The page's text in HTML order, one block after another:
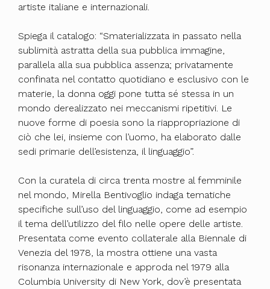
artiste italiane e internazionali.
Spiega il catalogo: “Smaterializzata in passato nella
sublimità astratta della sua pubblica immagine,
parallela alla sua pubblica assenza; privatamente
confinata nel contatto quotidiano e esclusivo con le
materie, la donna oggi pone tutta sé stessa in un
mondo derealizzato nei meccanismi ripetitivi. Le
nuove forme di poesia sono la riappropriazione di
ciò che lei, insieme con l’uomo, ha elaborato dalle
sedi primarie dell’esistenza, il linguaggio”.
Con la curatela di circa trenta mostre al femminile
nel mondo, Mirella Bentivoglio indaga tematiche
specifiche sull’uso del linguaggio, come ad esempio
il tema dell’utilizzo del filo nelle opere delle artiste.
Presentata come evento collaterale alla Biennale di
Venezia del 1978, la mostra ottiene una vasta
risonanza internazionale e approda nel 1979 alla
Columbia University di New York, dov’è presentata